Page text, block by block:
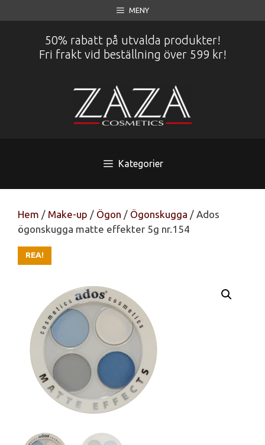
till
MENY
50% rabatt på utvalda produkter!
Fri frakt vid beställning över 599 kr!
Kategorier
Hem / Make-up / Ögon / Ögonskugga / Ados
ögonskugga matte effekter 5g nr.154
REA!